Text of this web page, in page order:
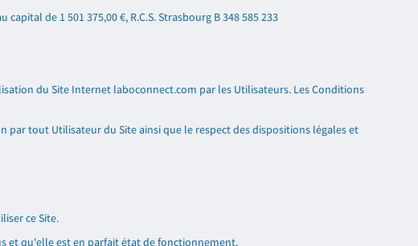
capital de 1 501 375,00 €, R.C.S. Strasbourg B 348 585 233
du Site Internet laboconnect.com par les Utilisateurs. Les Conditions
par tout Utilisateur du Site ainsi que le respect des dispositions légales et
ce Site.
et qu'elle est en parfait état de fonctionnement.